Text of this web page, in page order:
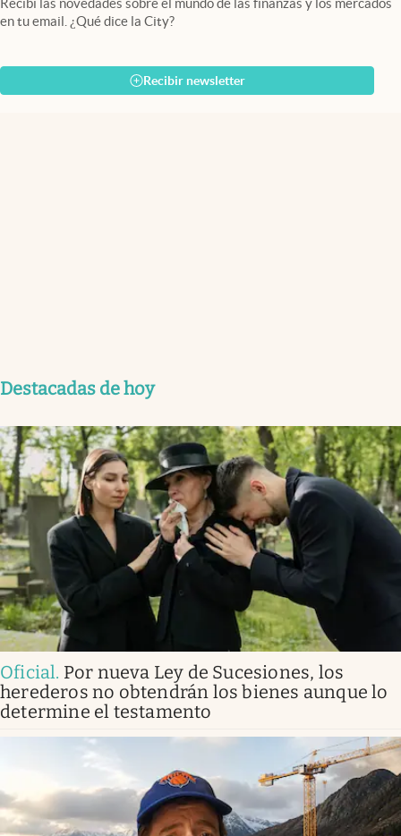
en tu email. ¿Qué dice la City?
Recibir newsletter
Destacadas de hoy
Oficial. Por nueva Ley de Sucesiones, los
herederos no obtendrán los bienes aunque lo
determine el testamento